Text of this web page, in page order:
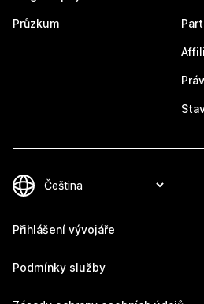
Průzkum
Přihlášení vývojáře
Podmínky služby